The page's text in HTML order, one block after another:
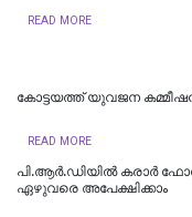
READ MORE
കോട്ടയത്ത് യുവജന കമ്മീഷൻ
READ MORE
പി.ആർ.ഡിയിൽ കരാർ
ഏഴുവരെ അപേക്ഷിക്കാം